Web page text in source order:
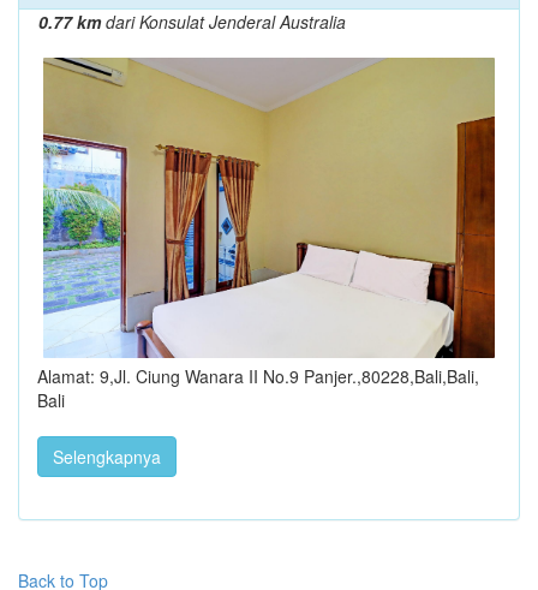
0.77 kmdari Konsulat Jenderal Australia
Alamat: 9,Jl. Ciung Wanara II No.9 Panjer.,80228,Bali,Bali,
Bali
Selengkapnya
Back to Top